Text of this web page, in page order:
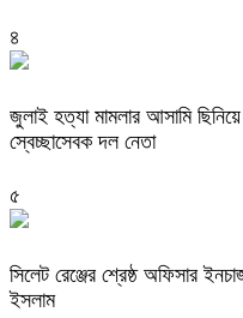
৪
জুলাই হত্যা মামলার আসামি
স্বেচ্ছাসেবক দল নেতা
৫
‎সিলেট রেঞ্জের শ্রেষ্ঠ অফিসার
ইসলাম